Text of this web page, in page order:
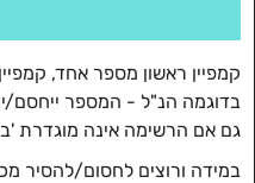
קמפיין ראשון מספר אחד, קמפיין
גם אם הרשימה אינה מוגדרת
במידה ורוצים לחסום/להסיר